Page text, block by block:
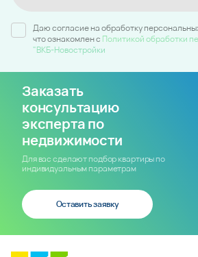
Даю согласие на обработку
что ознакомлен c Политикой обработки
"ВКБ-Новостройки
Заказать
консультацию
эксперта по
недвижимости
Для вас сделают подбор квартиры по
индивидуальным параметрам
Оставить заявку